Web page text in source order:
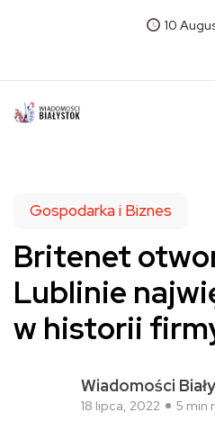
10
Gospodarka i Biznes
Britenet
Lublinie
w historii
Wiadomości
18 lipca, 2022 5 min